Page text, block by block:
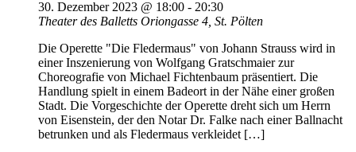
30. Dezember 2023 @ 18:00 - 20:30
Theater des Balletts Oriongasse 4, St. Pölten
Die Operette "Die Fledermaus" von Johann Strauss wird in
einer Inszenierung von Wolfgang Gratschmaier zur
Choreografie von Michael Fichtenbaum präsentiert. Die
Handlung spielt in einem Badeort in der Nähe einer großen
Stadt. Die Vorgeschichte der Operette dreht sich um Herrn
von Eisenstein, der den Notar Dr. Falke nach einer Ballnacht
betrunken und als Fledermaus verkleidet […]